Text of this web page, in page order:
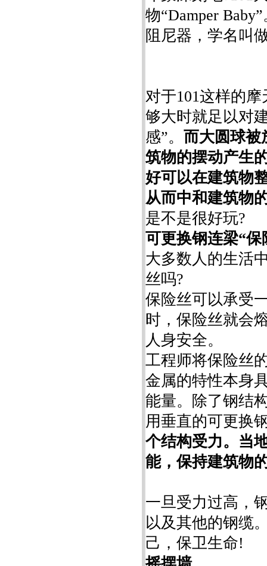
物“Damper
阻尼器，学名叫
对于101这样的
够大时就足以对
感”。 而大圆球被
筑物的摆动产生
好可以在建筑物
从而中和建筑物
是不是很好玩?
可更换钢连梁“保
大多数人的生活
丝吗?
保险丝可以承受
时，保险丝就会
人身安全。
工程师将保险丝
金属的特性本身
能量。除了钢结
用垂直的可更换
个结构受力。当
能，保持建筑物
一旦受力过高，
以及其他的钢缆
己，保卫生命!